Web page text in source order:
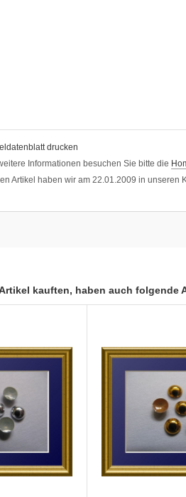
drucken
Informationen besuchen Sie bitte die
Artikel haben wir am 22.01.2009 in unseren
kauften, haben auch folgende